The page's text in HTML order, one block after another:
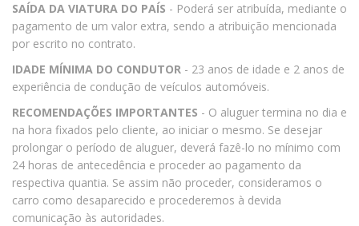
SAÍDA DA VIATURA DO PAÍS - Poderá ser atribuída, mediante o
pagamento de um valor extra, sendo a atribuição mencionada
por escrito no contrato.
IDADE MÍNIMA DO CONDUTOR - 23 anos de idade e 2 anos de
experiência de condução de veículos automóveis.
RECOMENDAÇÕES IMPORTANTES - O aluguer termina no dia e
na hora fixados pelo cliente, ao iniciar o mesmo. Se desejar
prolongar o período de aluguer, deverá fazê-lo no mínimo com
24 horas de antecedência e proceder ao pagamento da
respectiva quantia. Se assim não proceder, consideramos o
carro como desaparecido e procederemos à devida
comunicação às autoridades.